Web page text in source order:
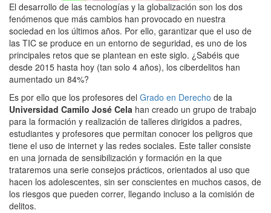
El desarrollo de las tecnologías y la globalización son los dos
fenómenos que más cambios han provocado en nuestra
sociedad en los últimos años. Por ello, garantizar que el uso de
las TIC se produce en un entorno de seguridad, es uno de los
principales retos que se plantean en este siglo. ¿Sabéis que
desde 2015 hasta hoy (tan solo 4 años), los ciberdelitos han
aumentado un 84%?
Es por ello que los profesores del Grado en Derecho de la
Universidad Camilo José Cela han creado un grupo de trabajo
para la formación y realización de talleres dirigidos a padres,
estudiantes y profesores que permitan conocer los peligros que
tiene el uso de internet y las redes sociales. Este taller consiste
en una jornada de sensibilización y formación en la que
trataremos una serie consejos prácticos, orientados al uso que
hacen los adolescentes, sin ser conscientes en muchos casos, de
los riesgos que pueden correr, llegando incluso a la comisión de
delitos.